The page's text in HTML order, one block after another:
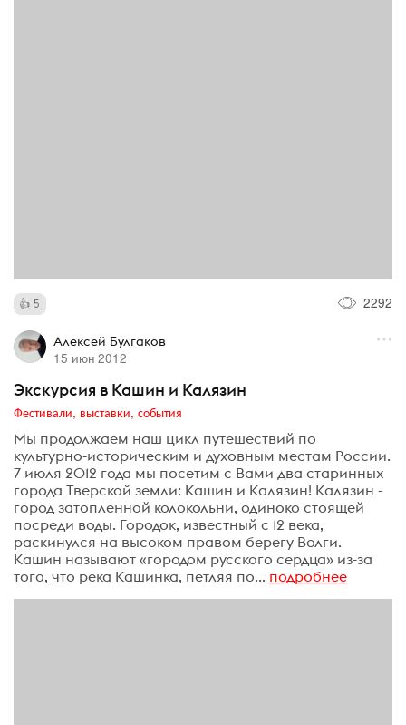
5 2292
Алексей Булгаков
15 июн 2012
Экскурсия в Кашин и Калязин
Фестивали, выставки, события
Мы продолжаем наш цикл путешествий по
культурно-историческим и духовным местам России.
7 июля 2012 года мы посетим с Вами два старинных
города Тверской земли: Кашин и Калязин! Калязин -
город затопленной колокольни, одиноко стоящей
посреди воды. Городок, известный с 12 века,
раскинулся на высоком правом берегу Волги.
Кашин называют «городом русского сердца» из-за
того, что река Кашинка, петляя по... подробнее